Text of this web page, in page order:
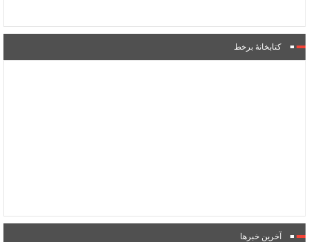
کتابخانۀ برخط
آخرین خبرها